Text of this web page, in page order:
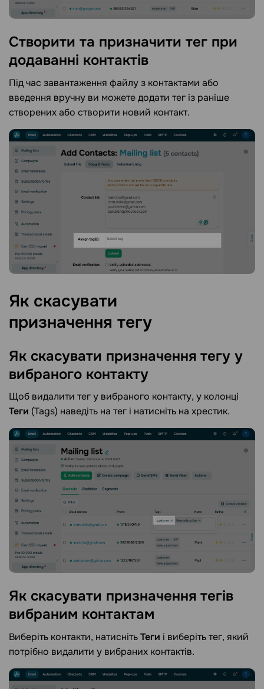
Створити та призначити тег при
додаванні контактів
Під час завантаження файлу з контактами або
введення вручну ви можете додати тег із раніше
створених або створити новий контакт.
Як скасувати
призначення тегу
Як скасувати призначення тегу у
вибраного контакту
Щоб видалити тег у вибраного контакту, у колонці
Теги (Tags) наведіть на тег і натисніть на хрестик.
Як скасувати призначення тегів
вибраним контактам
Виберіть контакти, натиснітьТеги і виберіть тег, який
потрібно видалити у вибраних контактів.